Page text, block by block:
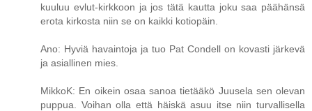
kuuluu evlut-kirkkoon ja jos tätä kautta joku saa päähänsä
erota kirkosta niin se on kaikki kotiopäin.
Ano: Hyviä havaintoja ja tuo Pat Condell on kovasti järkevä
ja asiallinen mies.
MikkoK: En oikein osaa sanoa tietääkö Juusela sen olevan
puppua. Voihan olla että häiskä asuu itse niin turvallisella